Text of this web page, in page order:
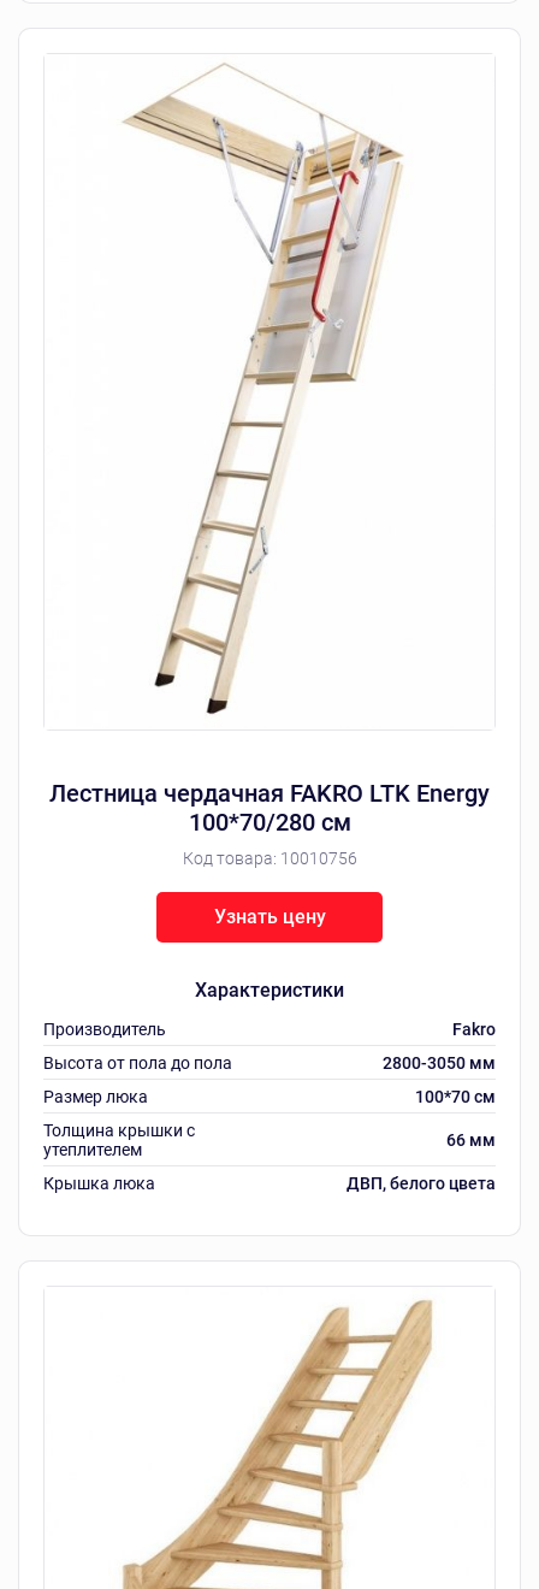
Лестница чердачная FAKRO LTK Energy
100*70/280 см
Код товара: 10010756
Характеристики
Производитель
Fakro
Высота от пола до пола
2800-3050 мм
Размер люка
100*70 см
Толщина крышки с
утеплителем
66 мм
Крышка люка ДВП, белого цвета
Узнать цену